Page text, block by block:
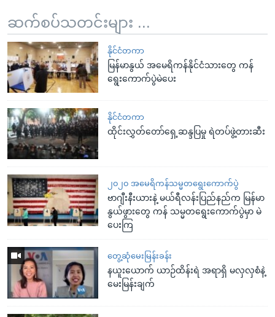
ဆက်စပ်သတင်းများ ...
နိုင်ငံတကာ
မြန်မာနွယ် အမေရိကန်နိုင်ငံသားတွေ ကန်
ရွေးကောက်ပွဲမဲပေး
နိုင်ငံတကာ
ထိုင်းလွှတ်တော်ရှေ့ဆန္ဒပြမှု ရဲတပ်ဖွဲ့တားဆီး
၂၀၂၀ အမေရိကန်သမ္မတရွေးကောက်ပွဲ
ဗာဂျီးနီးယားနဲ့ မယ်ရီလန်းပြည်နည်က မြန်မာ
နွယ်ဖွားတွေ ကန် သမ္မတရွေးကောက်ပွဲမှာ မဲ
ပေးကြ
တွေ့ဆုံမေးမြန်းခန်း
နယူးယောက် ယာဉ်ထိန်းရဲ အရာရှိ မလှလှစံနဲ့
မေးမြန်းချက်